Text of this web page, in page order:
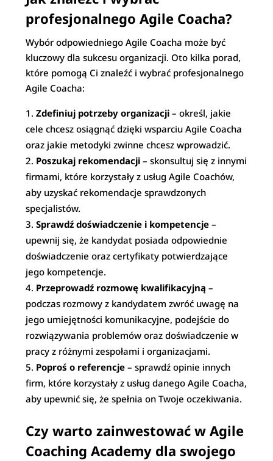
profesjonalnego Agile Coacha?
Wybór odpowiedniego Agile Coacha może być
kluczowy dla sukcesu organizacji. Oto kilka porad,
które pomogą Ci znaleźć i wybrać profesjonalnego
Agile Coacha:
Zdefiniuj potrzeby organizacji – określ, jakie
cele chcesz osiągnąć dzięki wsparciu Agile Coacha
oraz jakie metodyki zwinne chcesz wprowadzić.
Poszukaj rekomendacji – skonsultuj się z innymi
firmami, które korzystały z usług Agile Coachów,
aby uzyskać rekomendacje sprawdzonych
specjalistów.
Sprawdź doświadczenie i kompetencje –
upewnij się, że kandydat posiada odpowiednie
doświadczenie oraz certyfikaty potwierdzające
jego kompetencje.
Przeprowadź rozmowę kwalifikacyjną –
podczas rozmowy z kandydatem zwróć uwagę na
jego umiejętności komunikacyjne, podejście do
rozwiązywania problemów oraz doświadczenie w
pracy z różnymi zespołami i organizacjami.
Poproś o referencje – sprawdź opinie innych
firm, które korzystały z usług danego Agile Coacha,
aby upewnić się, że spełnia on Twoje oczekiwania.
Czy warto zainwestować w Agile
Coaching Academy dla swojego